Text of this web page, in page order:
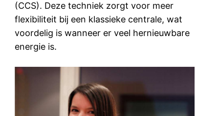
(CCS). Deze techniek zorgt voor meer
flexibiliteit bij een klassieke centrale, wat
voordelig is wanneer er veel hernieuwbare
energie is.